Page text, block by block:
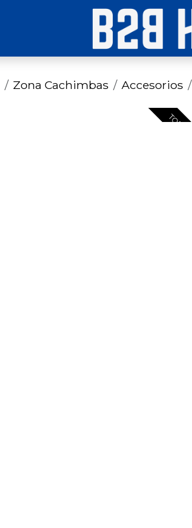
Zona Cachimbas Accesorios
TOP VENTAS